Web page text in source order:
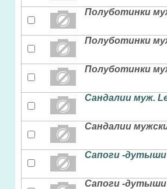
Полуботинки
Полуботинки
Полуботинки
Сандалии муж.
Сандалии
Сапоги -дутыши
Сапоги -дутыши